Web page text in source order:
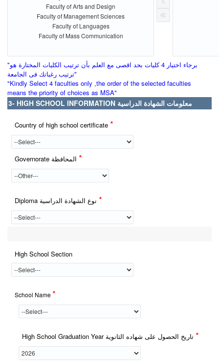
Faculty of Arts and Design
Faculty of Management Sciences
Faculty of Languages
Faculty of Mass Communication
"برجاء اختيار 4 كليات بحد اقصى مع العلم بأن ترتيب الكليات المختارة هو
ترتيب رغباتك فى الجامعة"
"Kindly Select 4 faculties only ,the order of the selected faculties
means the priority of choices as MSA"
3- HIGH SCHOOL INFORMATION معلومات الشهادة الدراسية
Country of high school certificate *
*
*
High School Section
School Name *
*